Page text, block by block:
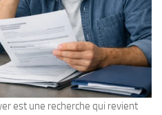
est une recherche qui revient